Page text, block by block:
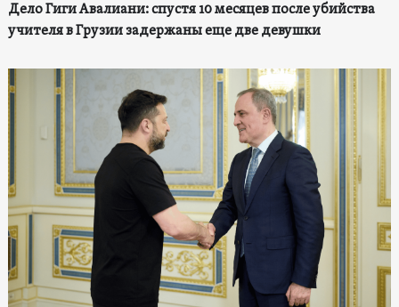
Дело Гиги Авалиани: спустя 10 месяцев после убийства
учителя в Грузии задержаны еще две девушки